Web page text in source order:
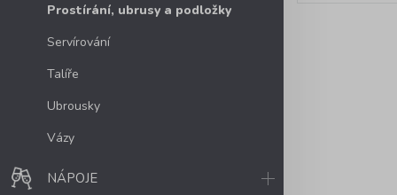
Prostírání, ubrusy a podložky
Servírování
Talíře
Ubrousky
Vázy
NÁPOJE